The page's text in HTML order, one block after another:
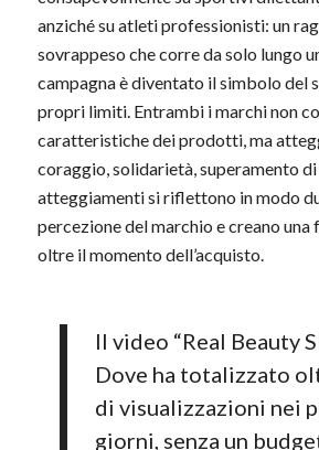
anziché su atleti professionisti: un
sovrappeso che corre da solo lungo
campagna è diventato il simbolo del
propri limiti. Entrambi i marchi non
caratteristiche dei prodotti, ma
coraggio, solidarietà, superamento di
atteggiamenti si riflettono in modo
percezione del marchio e creano una
oltre il momento dell’acquisto.
Il video “Real Beauty
Dove ha totalizzato
di visualizzazioni nei
giorni, senza un